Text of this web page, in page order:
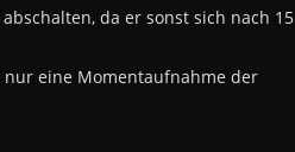
da er sonst sich nach 15
eine Momentaufnahme der